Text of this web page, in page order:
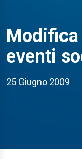
eventi
25 Giugno 2009